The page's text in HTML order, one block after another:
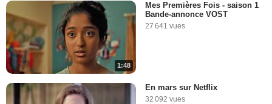
1:48
Mes Premières Fois - saison 1
Bande-annonce VOST
27 641 vues
En mars sur Netflix
32 092 vues